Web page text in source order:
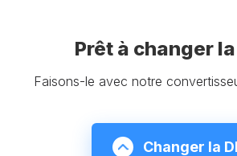
Prêt à changer la
Faisons-le avec notre
Changer la